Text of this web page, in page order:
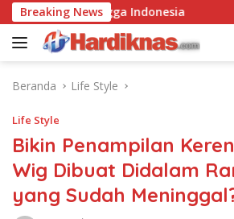
Langsung
ke
konten
Breaking News
Hingga Indonesia
Beranda Life Style
Life Style
Bikin Penampilan
Wig Dibuat Didalam
yang Sudah